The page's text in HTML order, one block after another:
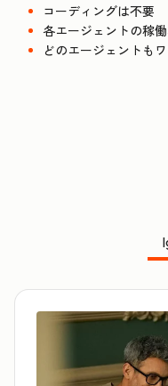
コーディングは不要
各エージェントの稼
どのエージェントも